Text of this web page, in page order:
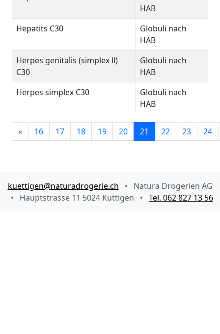
HAB
Hepatits C30
Globuli nach
HAB
Herpes genitalis (simplex ll)
C30
Globuli nach
HAB
Herpes simplex C30
Globuli nach
HAB
« 16 17 18 19 20 21 22 23 24
kuettigen@naturadrogerie.ch •
Natura Drogerien AG
•
Hauptstrasse 11 5024 Küttigen • Tel. 062 827 13 56